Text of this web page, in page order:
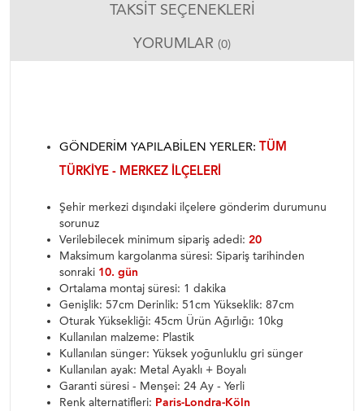
TAKSIT SEÇENEKLERI
YORUMLAR (0)
GÖNDERIM YAPILABILEN YERLER: TÜM
TÜRKIYE - MERKEZ ILÇELERI
Şehir merkezi dışındaki ilçelere gönderim durumunu
sorunuz
Verilebilecek minimum sipariş adedi: 20
Maksimum kargolanma süresi: Sipariş tarihinden
sonraki 10. gün
Ortalama montaj süresi: 1 dakika
Genişlik: 57cm Derinlik: 51cm Yükseklik: 87cm
Oturak Yüksekliği: 45cm Ürün Ağırlığı: 10kg
Kullanılan malzeme: Plastik
Kullanılan sünger: Yüksek yoğunluklu gri sünger
Kullanılan ayak: Metal Ayaklı + Boyalı
Garanti süresi - Menşei: 24 Ay - Yerli
Renk alternatifleri: Paris-Londra-Köln